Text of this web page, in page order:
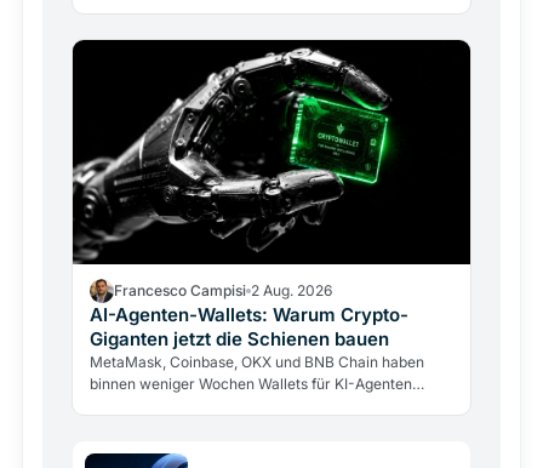
Francesco Campisi 2 Aug. 2026
AI-Agenten-Wallets: Warum Crypto-
Giganten jetzt die Schienen bauen
MetaMask, Coinbase, OKX und BNB Chain haben
binnen weniger Wochen Wallets für KI-Agenten